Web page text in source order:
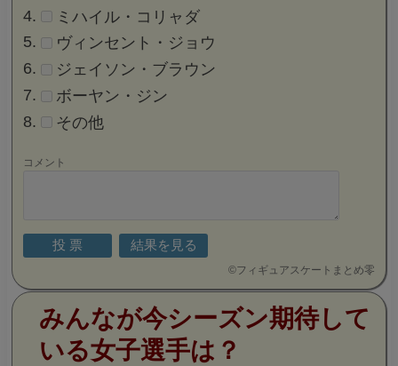
ミハイル・コリャダ
ヴィンセント・ジョウ
ジェイソン・ブラウン
ボーヤン・ジン
その他
コメント
©フィギュアスケートまとめ零
みんなが今シーズン期待して
いる女子選手は？